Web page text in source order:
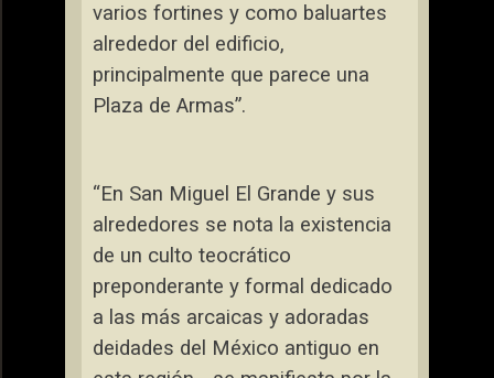
varios fortines y como baluartes
alrededor del edificio,
principalmente que parece una
Plaza de Armas”.
“En San Miguel El Grande y sus
alrededores se nota la existencia
de un culto teocrático
preponderante y formal dedicado
a las más arcaicas y adoradas
deidades del México antiguo en